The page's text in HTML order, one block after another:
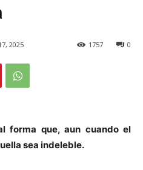
2025 0
1757
forma que, aun cuando el
sea indeleble.